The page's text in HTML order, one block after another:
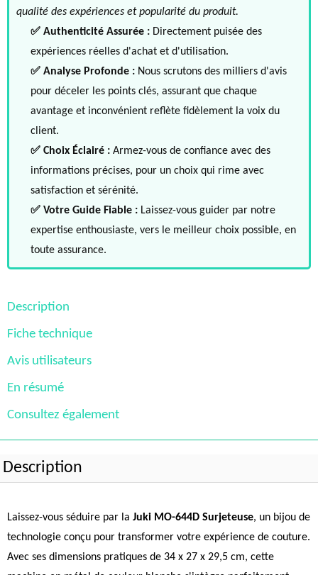
qualité des expériences et popularité du produit.
✅ Authenticité Assurée : Directement puisée des
expériences réelles d'achat et d'utilisation.
✅ Analyse Profonde : Nous scrutons des milliers d'avis
pour déceler les points clés, assurant que chaque
avantage et inconvénient reflète fidèlement la voix du
client.
✅ Choix Éclairé : Armez-vous de confiance avec des
informations précises, pour un choix qui rime avec
satisfaction et sérénité.
✅ Votre Guide Fiable : Laissez-vous guider par notre
expertise enthousiaste, vers le meilleur choix possible, en
toute assurance.
Description
Fiche technique
Avis utilisateurs
En résumé
Consultez également
Description
Laissez-vous séduire par la Juki MO-644D Surjeteuse, un bijou de
technologie conçu pour transformer votre expérience de couture.
Avec ses dimensions pratiques de 34 x 27 x 29,5 cm, cette